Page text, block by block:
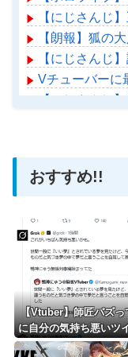
【にじさんじ
【朗報】狐の
【にじさんじ
Vチューバーに
【にじさんじ
おすすめ!!
【Vtuber】師匠バズっ
に自分の気持ち悪いツ
やつやってるのかなっ